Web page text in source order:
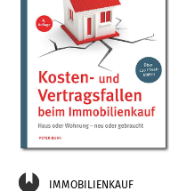
IMMOBILIENKAUF